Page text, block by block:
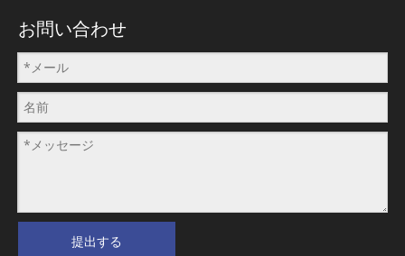
お問い合わせ
提出する